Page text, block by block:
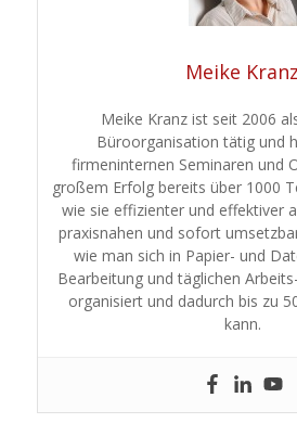
Meike Kranz
Meike Kranz ist seit 2006
Büroorganisation tätig und
firmeninternen Seminaren und
großem Erfolg bereits über 1000
wie sie effizienter und effektiver
praxisnahen und sofort
wie man sich in Papier- und
Bearbeitung und täglichen
organisiert und dadurch bis zu
kann.